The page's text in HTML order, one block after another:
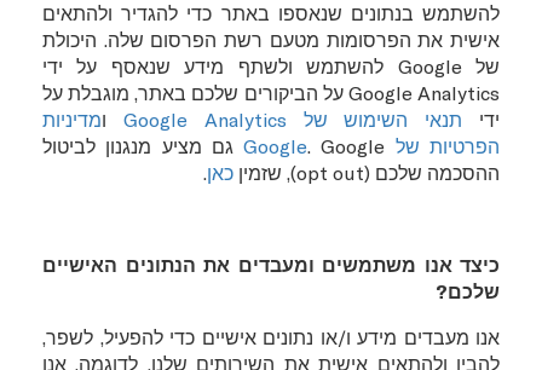
להשתמש בנתונים שנאספו באתר כדי להגדיר ולהתאים
אישית את הפרסומות מטעם רשת הפרסום שלה. היכולת
שלGoogle להשתמש ולשתף מידע שנאסף על ידי
Google Analytics על הביקורים שלכם באתר, מוגבלת על
ידי תנאי השימוש של Google Analytics ומדיניות
הפרטיות של
Google.Google
גם מציע מנגנון לביטול
ההסכמה שלכם (opt out), שזמין כאן.
כיצד אנו משתמשים ומעבדים את הנתונים האישיים
שלכם?
אנו מעבדים מידע ו/או נתונים אישיים כדי להפעיל, לשפר,
להבין ולהתאים אישית את השירותים שלנו. לדוגמה, אנו